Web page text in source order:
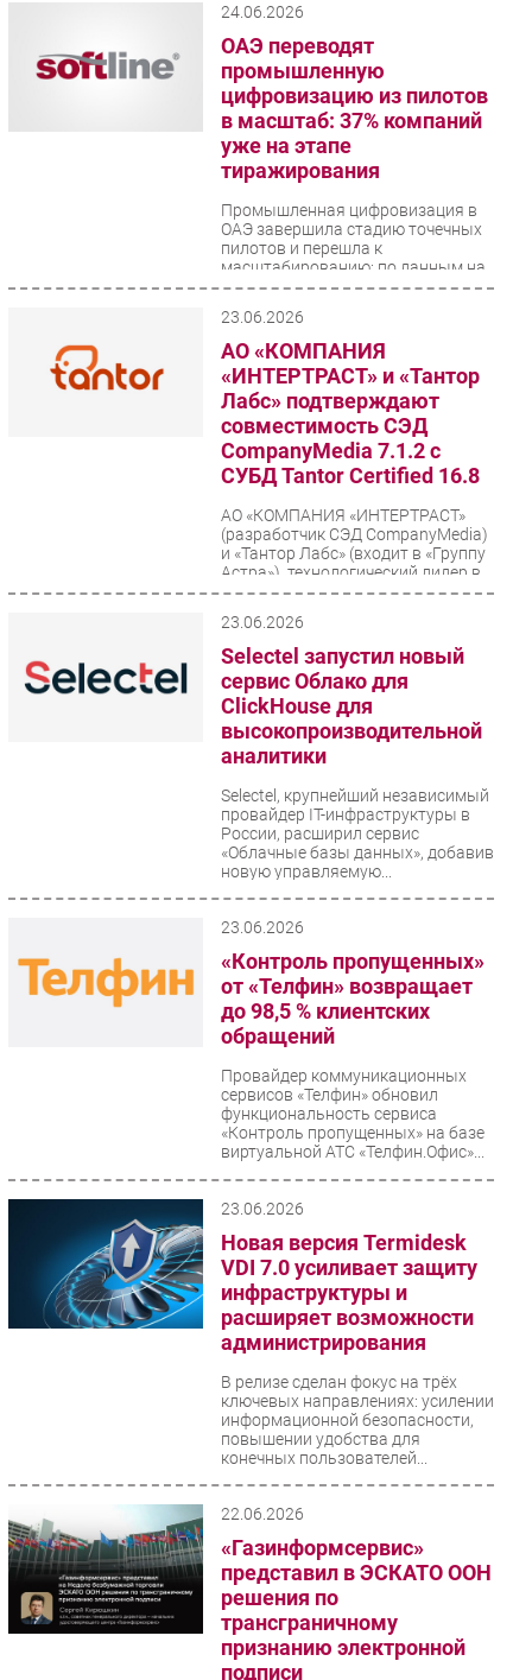
24.06.2026
ОАЭ переводят
промышленную
цифровизацию из пилотов
в масштаб: 37% компаний
уже на этапе
тиражирования
Промышленная цифровизация в
ОАЭ завершила стадию точечных
пилотов и перешла к
масштабированию: по данным на
апрель 2026 года, 37%...
23.06.2026
АО «КОМПАНИЯ
«ИНТЕРТРАСТ» и «Тантор
Лабс» подтверждают
совместимость СЭД
CompanyMedia 7.1.2 с
СУБД Tantor Certified 16.8
АО «КОМПАНИЯ «ИНТЕРТРАСТ»
(разработчик СЭД CompanyMedia)
и «Тантор Лабс» (входит в «Группу
Астра»), технологический лидер в
сфере...
23.06.2026
Selectel запустил новый
сервис Облако для
ClickHouse для
высокопроизводительной
аналитики
Selectel, крупнейший независимый
провайдер IT-инфраструктуры в
России, расширил сервис
«Облачные базы данных», добавив
новую управляемую...
23.06.2026
«Контроль пропущенных»
от «Телфин» возвращает
до 98,5 % клиентских
обращений
Провайдер коммуникационных
сервисов «Телфин» обновил
функциональность сервиса
«Контроль пропущенных» на базе
виртуальной АТС «Телфин.Офис»...
23.06.2026
Новая версия Termidesk
VDI 7.0 усиливает защиту
инфраструктуры и
расширяет возможности
администрирования
В релизе сделан фокус на трёх
ключевых направлениях: усилении
информационной безопасности,
повышении удобства для
конечных пользователей...
22.06.2026
«Газинформсервис»
представил в ЭСКАТО ООН
решения по
трансграничному
признанию электронной
подписи